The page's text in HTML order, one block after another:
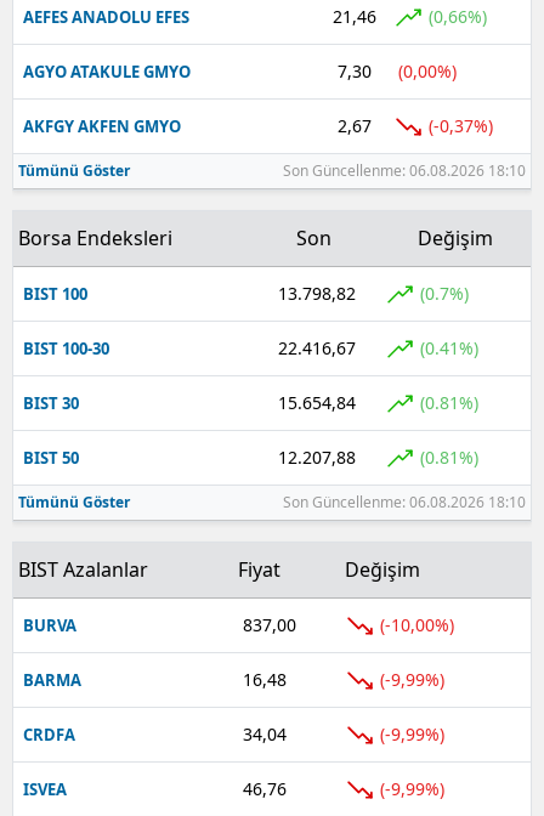
AEFES ANADOLU EFES 21,46 (0,66%)
AGYO ATAKULE GMYO 7,30 (0,00%)
AKFGY AKFEN GMYO 2,67 (-0,37%)
Tümünü Göster Son Güncellenme: 06.08.2026 18:10
Borsa Endeksleri Son Değişim
BIST 100 13.798,82 (0.7%)
BIST 100-30 22.416,67 (0.41%)
BIST 30 15.654,84 (0.81%)
BIST 50 12.207,88 (0.81%)
Tümünü Göster Son Güncellenme: 06.08.2026 18:10
BIST Azalanlar Fiyat Değişim
BURVA 837,00 (-10,00%)
BARMA 16,48 (-9,99%)
CRDFA 34,04 (-9,99%)
ISVEA 46,76 (-9,99%)